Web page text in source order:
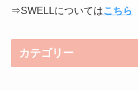
⇒SWELLについてはこちら
カテゴリー